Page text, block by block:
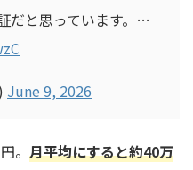
だと思っています。…
June 9, 2026
。 月平均にすると約40万